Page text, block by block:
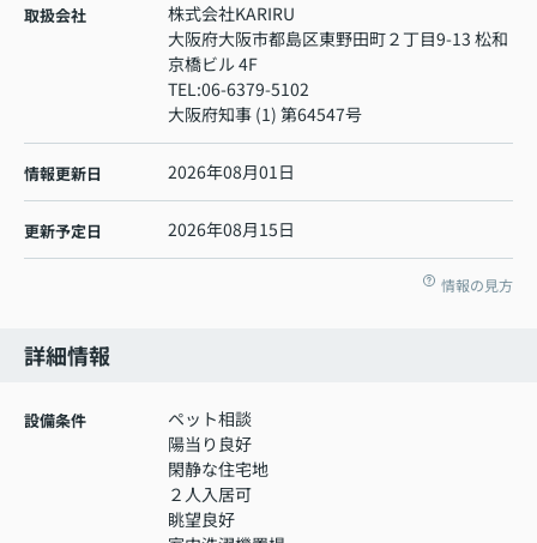
取扱会社
株式会社KARIRU
大阪府大阪市都島区東野田町２丁目9-13 松和
京橋ビル 4F
TEL:06-6379-5102
大阪府知事 (1) 第64547号
情報更新日 2026年08月01日
更新予定日 2026年08月15日
情報の見方
詳細情報
設備条件
ペット相談
陽当り良好
閑静な住宅地
２人入居可
眺望良好